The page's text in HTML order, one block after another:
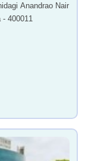
Anandrao Nair
400011